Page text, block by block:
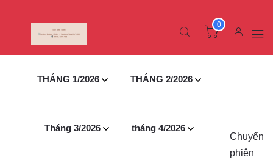
0
THÁNG 1/2026 THÁNG 2/2026
Tháng 3/2026 tháng 4/2026
Chuyển
phiên